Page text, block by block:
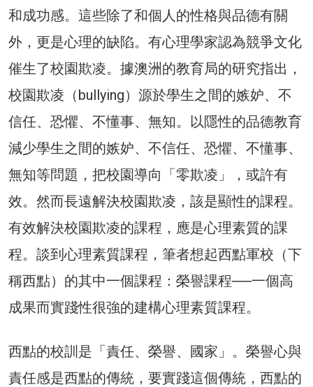
和成功感。這些除了和個人的性格與品德有關
外，更是心理的缺陷。有心理學家認為競爭文化
催生了校園欺凌。據澳洲的教育局的研究指出，
校園欺凌（bullying）源於學生之間的嫉妒、不
信任、恐懼、不懂事、無知。以隱性的品德教育
減少學生之間的嫉妒、不信任、恐懼、不懂事、
無知等問題，把校園導向「零欺凌」，或許有
效。然而長遠解決校園欺凌，該是顯性的課程。
有效解決校園欺凌的課程，應是心理素質的課
程。談到心理素質課程，筆者想起西點軍校（下
稱西點）的其中一個課程：榮譽課程──一個高
成果而實踐性很強的建構心理素質課程。
西點的校訓是「責任、榮譽、國家」。榮譽心與
責任感是西點的傳統，要實踐這個傳統，西點的